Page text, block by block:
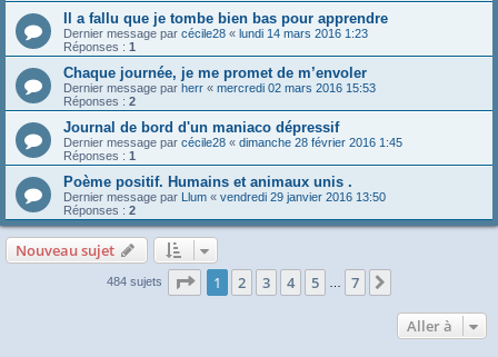
Il a fallu que je tombe bien bas pour apprendre
Dernier message par cécile28 « lundi 14 mars 2016 1:23
Réponses : 1
Chaque journée, je me promet de m’envoler
Dernier message par herr « mercredi 02 mars 2016 15:53
Réponses : 2
Journal de bord d'un maniaco dépressif
Dernier message par cécile28 « dimanche 28 février 2016 1:45
Réponses : 1
Poème positif. Humains et animaux unis .
Dernier message par Llum « vendredi 29 janvier 2016 13:50
Réponses : 2
Nouveau sujet
484 sujets Page 1sur7
1 2 3 4 5 7
Aller à